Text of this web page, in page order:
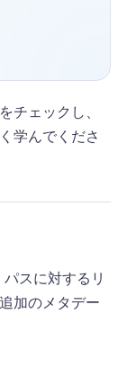
チェックし、
学んでくださ
スに対するリ
加のメタデー